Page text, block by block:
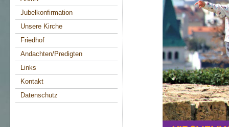
Jubelkonfirmation
Unsere Kirche
Friedhof
Andachten/Predigten
Links
Kontakt
Datenschutz